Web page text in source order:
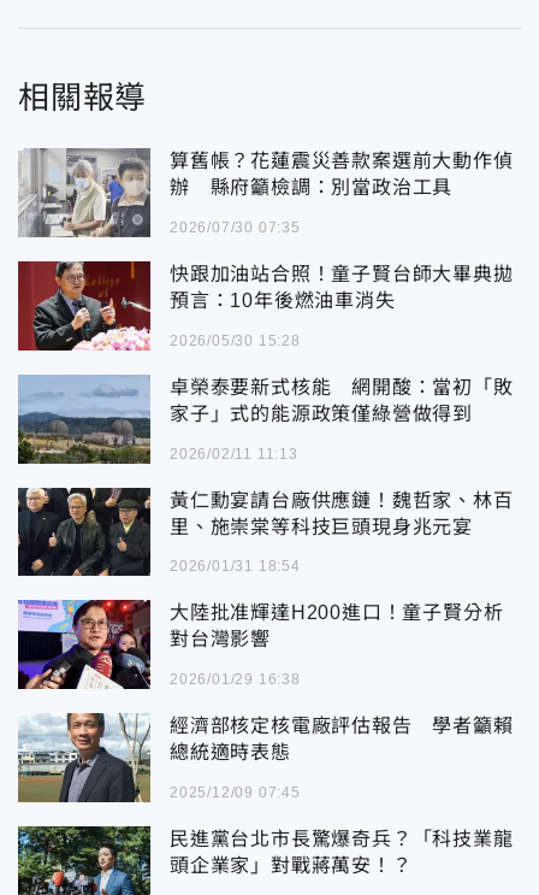
相關報導
算舊帳？花蓮震災善款案選前大動作偵
辦 縣府籲檢調：別當政治工具
2026/07/30 07:35
快跟加油站合照！童子賢台師大畢典拋
預言：10年後燃油車消失
2026/05/30 15:28
卓榮泰要新式核能 網開酸：當初「敗
家子」式的能源政策僅綠營做得到
2026/02/11 11:13
黃仁勳宴請台廠供應鏈！魏哲家、林百
里、施崇棠等科技巨頭現身兆元宴
2026/01/31 18:54
大陸批准輝達H200進口！童子賢分析
對台灣影響
2026/01/29 16:38
經濟部核定核電廠評估報告 學者籲賴
總統適時表態
2025/12/09 07:45
民進黨台北市長驚爆奇兵？「科技業龍
頭企業家」對戰蔣萬安！？